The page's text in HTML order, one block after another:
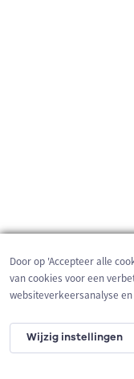
200 m
Door op 'Accepteer alle
van cookies voor een
websiteverkeersanalyse
Wijzig instellingen